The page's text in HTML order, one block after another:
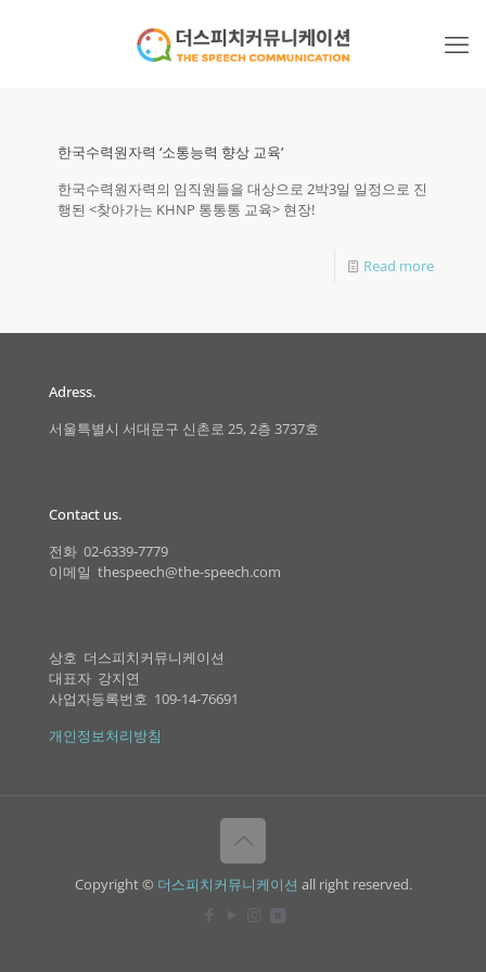
한국수력원자력 ‘소통능력 향상 교육’
한국수력원자력의 임직원들을 대상으로 2박3일 일정으로 진
행된 <찾아가는 KHNP 통통통 교육> 현장!
Read more
Adress.
서울특별시 서대문구 신촌로 25, 2층 3737호
Contact us.
전화 02-6339-7779
이메일 thespeech@the-speech.com
상호 더스피치커뮤니케이션
대표자 강지연
사업자등록번호 109-14-76691
개인정보처리방침
Copyright © 더스피치커뮤니케이션 all right reserved.